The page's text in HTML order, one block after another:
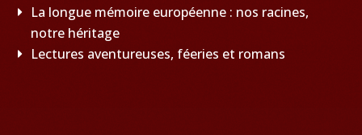
La longue mémoire européenne : nos racines,
notre héritage
Lectures aventureuses, féeries et romans